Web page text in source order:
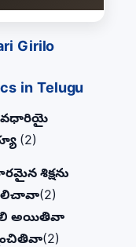
Girilo
in Telugu
(2)
శిక్షను
(2)
అయితివా
(2)